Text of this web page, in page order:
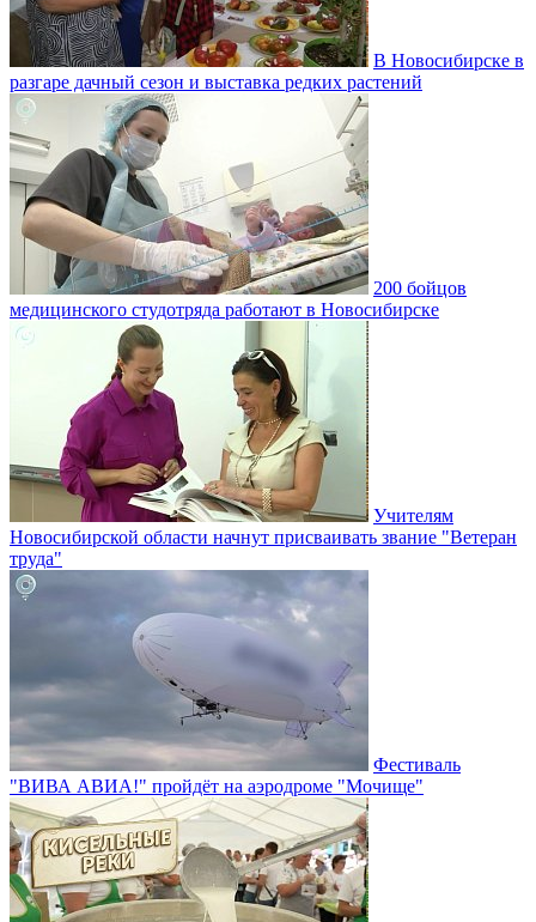
В Новосибирске в
разгаре дачный сезон и выставка редких растений
200 бойцов
медицинского студотряда работают в Новосибирске
Учителям
Новосибирской области начнут присваивать звание "Ветеран
труда"
Фестиваль
"ВИВА АВИА!" пройдёт на аэродроме "Мочище"